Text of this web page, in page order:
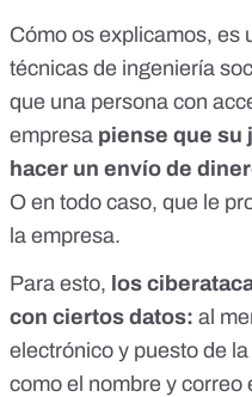
Cómo os explicamos, es
técnicas de ingeniería
que una persona con
empresa piense que su
hacer un envío de
O en todo caso, que le
la empresa.
Para esto, los
con ciertos datos: al
electrónico y puesto de
como el nombre y correo